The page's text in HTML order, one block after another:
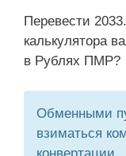
Перевести
калькулятора
в Рублях ПМР?
Обменными
взиматься